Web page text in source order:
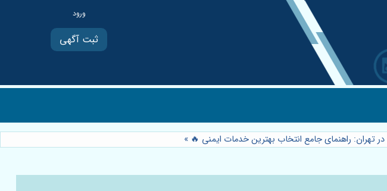
ثبت آگهی
تهران: راهنمای جامع انتخاب بهترین خدمات ایمنی 🔥 »